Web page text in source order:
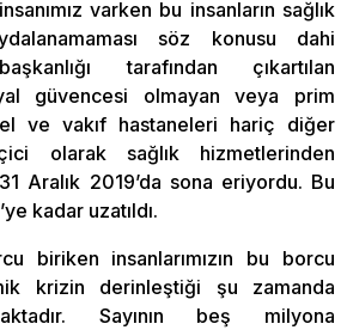
varken bu insanların sağlık
söz konusu dahi
tarafından çıkartılan
güvencesi olmayan veya prim
ve vakıf hastaneleri hariç diğer
olarak sağlık hizmetlerinden
Aralık 2019’da sona eriyordu. Bu
kadar uzatıldı.
biriken insanlarımızın bu borcu
krizin derinleştiği şu zamanda
Sayının beş milyona